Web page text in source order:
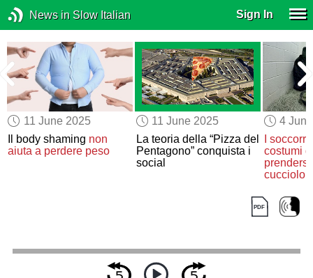
News in Slow Italian Sign In
11 June 2025
Il body shaming non
aiuta a perdere peso
11 June 2025
La teoria della “Pizza del
Pentagono” conquista i
social
4
I
costumi
prendersi
cucciolo